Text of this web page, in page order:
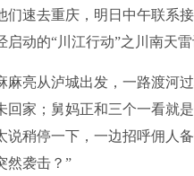
们速去重庆，明日中午联系
启动的“川江行动”之川南天
从泸城出发，一路渡河过
回家；舅妈正和三个一看就
说稍停一下，一边招呼佣人
然袭击？”